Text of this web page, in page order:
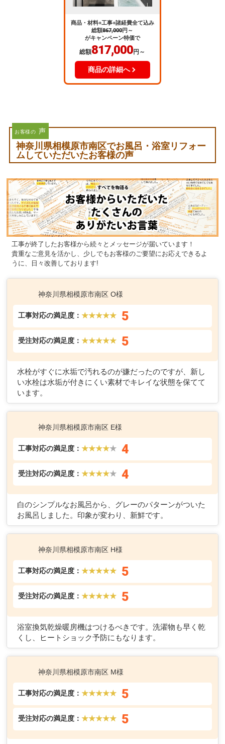
商品・材料+工事+諸経費全て込み
総額867,000円～
がキャンペーン特価で
総額817,000円～
商品の詳細へ
お客様の 声
神奈川県相模原市南区でお風呂・浴室リフォー
ムしていただいたお客様の声
工事が終了したお客様から続々とメッセージが届いています！
貴重なご意見を活かし、少しでもお客様のご要望にお応えできるよ
うに、日々改善しております!
神奈川県相模原市南区 O様
工事対応の満足度：★★★★★ 5
受注対応の満足度：★★★★★ 5
水栓がすぐに水垢で汚れるのが嫌だったのですが、新し
い水栓は水垢が付きにくい素材でキレイな状態を保てて
います。
神奈川県相模原市南区 E様
工事対応の満足度：★★★★★ 4
受注対応の満足度：★★★★★ 4
白のシンプルなお風呂から、グレーのパターンがついた
お風呂しました。印象が変わり、新鮮です。
神奈川県相模原市南区 H様
工事対応の満足度：★★★★★ 5
受注対応の満足度：★★★★★ 5
浴室換気乾燥暖房機はつけるべきです。洗濯物も早く乾
くし、ヒートショック予防にもなります。
神奈川県相模原市南区 M様
工事対応の満足度：★★★★★ 5
受注対応の満足度：★★★★★ 5